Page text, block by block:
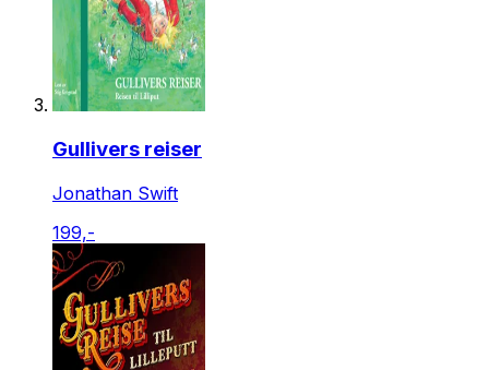
Gullivers reiser
Jonathan Swift
199,-